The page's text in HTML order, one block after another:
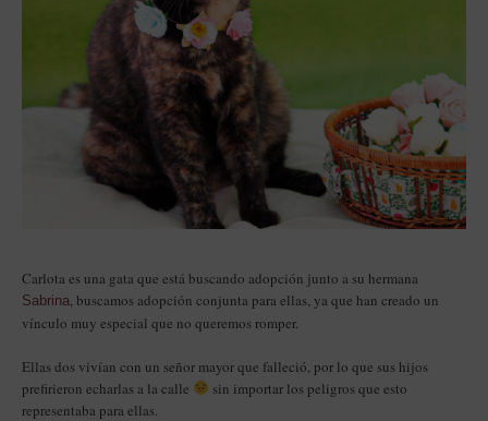
Carlota es una gata que está buscando adopción junto a su hermana
Sabrina , buscamos adopción conjunta para ellas, ya que han creado un
vínculo muy especial que no queremos romper.
Ellas dos vivían con un señor mayor que falleció, por lo que sus hijos
prefirieron echarlas a la calle
sin importar los peligros que esto
representaba para ellas.